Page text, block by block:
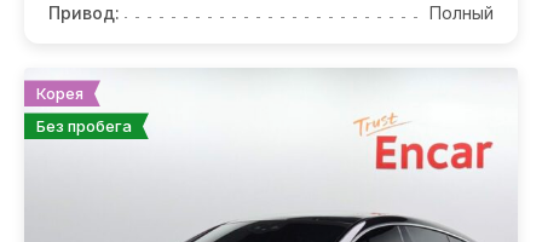
Привод:
Полный
Корея
Без пробега